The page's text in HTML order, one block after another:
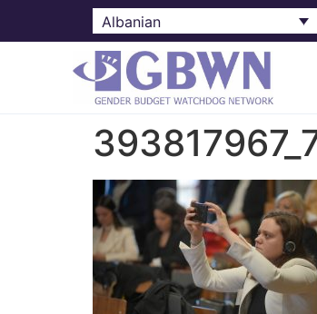
Albanian